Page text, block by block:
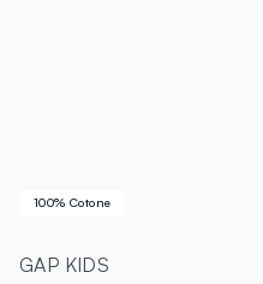
100% Cotone
GAP KIDS